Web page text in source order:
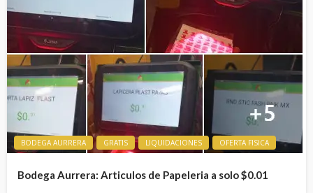
BODEGA AURRERA GRATIS LIQUIDACIONES OFERTA FISICA
Bodega Aurrera: Articulos de Papeleria a solo $0.01